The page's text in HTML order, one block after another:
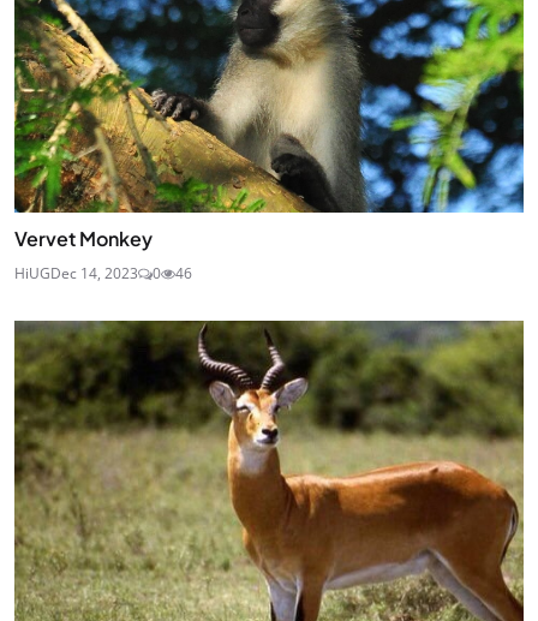
Vervet Monkey
HiUGDec 14, 2023 0 46